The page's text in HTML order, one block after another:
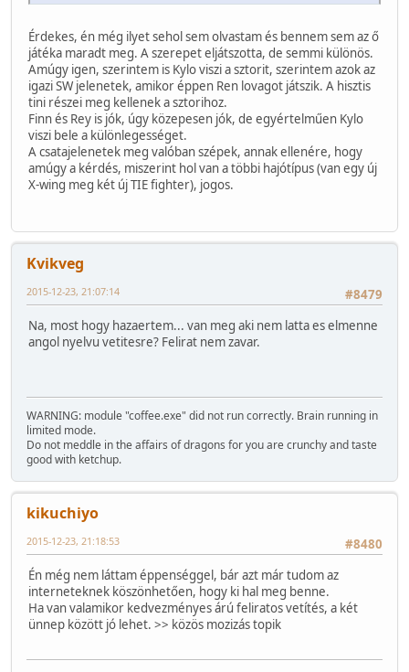
Érdekes, én még ilyet sehol sem olvastam és bennem sem az ő
játéka maradt meg. A szerepet eljátszotta, de semmi különös.
Amúgy igen, szerintem is Kylo viszi a sztorit, szerintem azok az
igazi SW jelenetek, amikor éppen Ren lovagot játszik. A hisztis
tini részei meg kellenek a sztorihoz.
Finn és Rey is jók, úgy közepesen jók, de egyértelműen Kylo
viszi bele a különlegességet.
A csatajelenetek meg valóban szépek, annak ellenére, hogy
amúgy a kérdés, miszerint hol van a többi hajótípus (van egy új
X-wing meg két új TIE fighter), jogos.
Kvikveg
#8479
2015-12-23, 21:07:14
Na, most hogy hazaertem... van meg aki nem latta es elmenne
angol nyelvu vetitesre? Felirat nem zavar.
WARNING: module "coffee.exe" did not run correctly. Brain running in
limited mode.
Do not meddle in the affairs of dragons for you are crunchy and taste
good with ketchup.
kikuchiyo
#8480
2015-12-23, 21:18:53
Én még nem láttam éppenséggel, bár azt már tudom az
interneteknek köszönhetően, hogy ki hal meg benne.
Ha van valamikor kedvezményes árú feliratos vetítés, a két
ünnep között jó lehet. >> közös mozizás topik